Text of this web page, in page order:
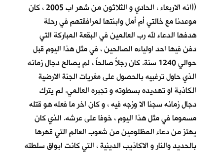
((انه الاربعاء ، الحادي و الثلاثون من شهر اب 2005 ، كان
موعدنا مع خالتي أم أمل وابنتها لمرافقتهم في رحلة
هدفها الدعاء لله رب العالمين في البقعة المباركة التي
دفن فيها احد اولياءه الصالحين ، في مثل هذا اليوم قبل
حوالي 1240 سنة. كان رجلاً صالحاً ، لم يصالح دجال زمانه
الذي حاول ترغبيه بالحصول على مغريات الجنة الارضية
الكاذبة او تهديده بسطوته و تجبره العالمي. لم يترك
دجال زمانه سجنا الا وزجه فيه ، و كان اخر ما فعله هو قتله
مسموما في مثل هذا اليوم ، خوفا على عرشه. الذي كان
يهتز من دعاء المظلومين من شعوب العالم التي قهرها
بالحديد والنار و الاكاذيب الدينية ، التي كانت ابواق سلطته